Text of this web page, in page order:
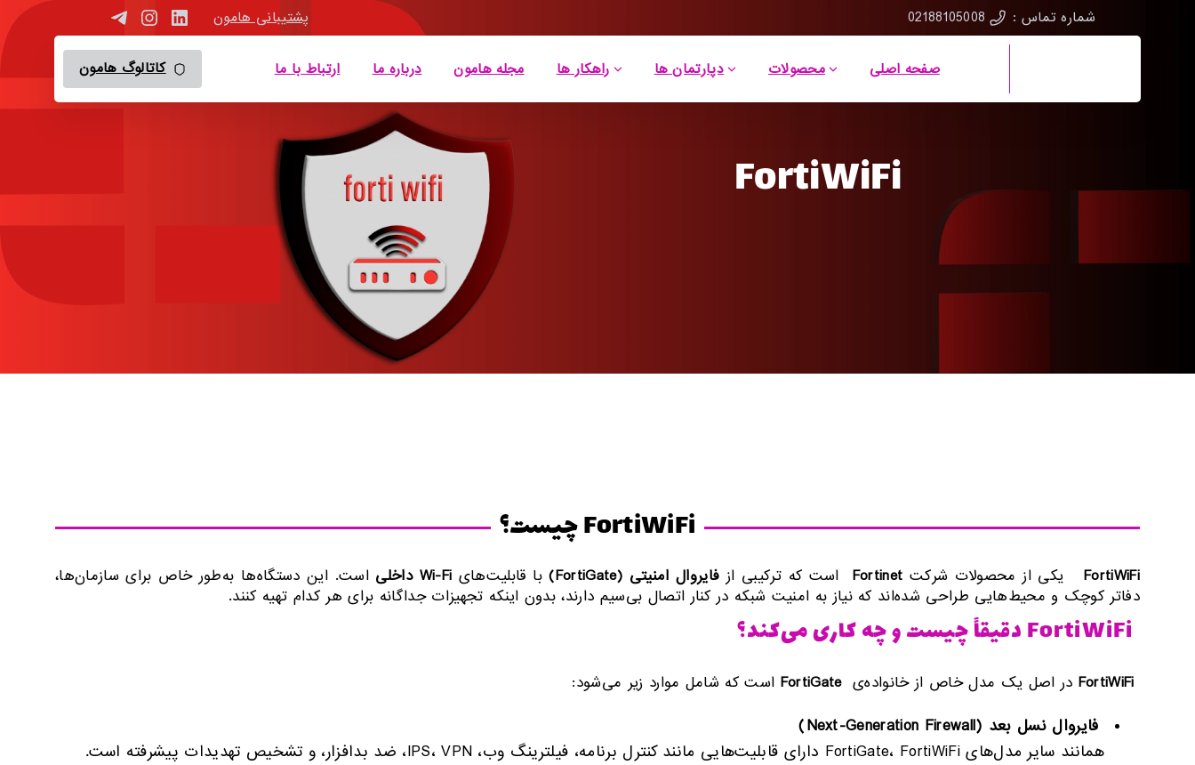
شماره تماس : 02188105008 پشتیبانی هامون
صفحه اصلی محصولات دپارتمان ها راهکار ها مجله هامون درباره ما ارتباط با ما کاتالوگ هامون
FortiWiFi
FortiWiFi چیست؟
FortiWiFiیکی از محصولات شرکت Fortinet است که ترکیبی از فایروال امنیتی (FortiGate) با قابلیت‌های Wi-Fi داخلی است. این دستگاه‌ها به‌طور خاص برای سازمان‌ها،
دفاتر کوچک و محیط‌هایی طراحی شده‌اند که نیاز به امنیت شبکه در کنار اتصال بی‌سیم دارند، بدون اینکه تجهیزات جداگانه برای هر کدام تهیه کنند.
در اصل یک مدل خاص از خانواده‌یFortiGate است که شامل موارد زیر می‌شود:
فایروال نسل بعد (Next-Generation Firewall)
همانند سایر مدل‌های FortiGate، FortiWiFi دارای قابلیت‌هایی مانند کنترل برنامه، فیلترینگ وب، IPS، VPN، ضد بدافزار، و تشخیص تهدیدات پیشرفته است.